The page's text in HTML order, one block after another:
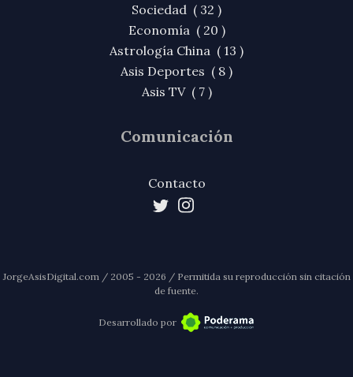
Sociedad ( 32 )
Economía ( 20 )
Astrología China ( 13 )
Asis Deportes ( 8 )
Asis TV ( 7 )
Comunicación
Contacto
JorgeAsisDigital.com / 2005 - 2026 / Permitida su reproducción sin citación
de fuente.
Desarrollado por